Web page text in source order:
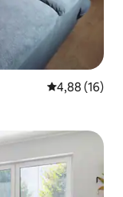
Évaluation
4,88 (16)